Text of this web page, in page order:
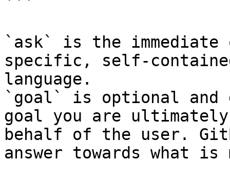
```
`ask` is the
specific, self-
language.
`goal` is optional and
goal you are
behalf of the user.
answer towards what